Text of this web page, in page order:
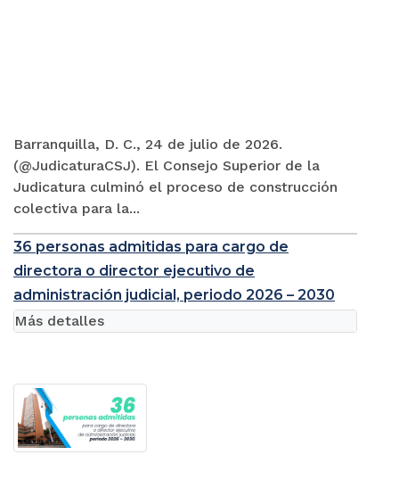
Barranquilla, D. C., 24 de julio de 2026.
(@JudicaturaCSJ). El Consejo Superior de la
Judicatura culminó el proceso de construcción
colectiva para la...
36 personas admitidas para cargo de
directora o director ejecutivo de
administración judicial, periodo 2026 – 2030
Más detalles